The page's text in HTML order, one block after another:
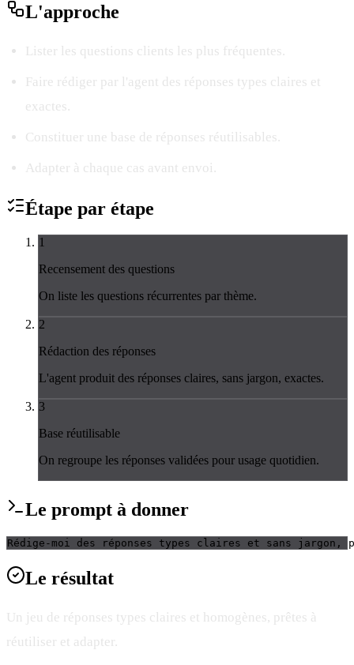
L'approche
Lister les questions clients les plus fréquentes.
Faire rédiger par l'agent des réponses types claires et
exactes.
Constituer une base de réponses réutilisables.
Adapter à chaque cas avant envoi.
Étape par étape
1
Recensement des questions
On liste les questions récurrentes par thème.
2
Rédaction des réponses
L'agent produit des réponses claires, sans jargon, exactes.
3
Base réutilisable
On regroupe les réponses validées pour usage quotidien.
Le prompt à donner
Rédige-moi des réponses types claires et sans jargon,
Le résultat
Un jeu de réponses types claires et homogènes, prêtes à
réutiliser et adapter.